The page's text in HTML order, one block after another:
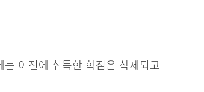
이전에 취득한 학점은 삭제되고